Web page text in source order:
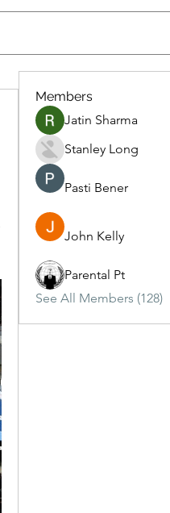
Members
Jatin Sharma
Stanley Long
Pasti Bener
John Kelly
Parental Pt
See All Members (128)